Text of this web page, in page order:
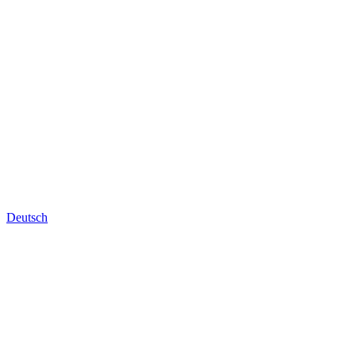
Deutsch